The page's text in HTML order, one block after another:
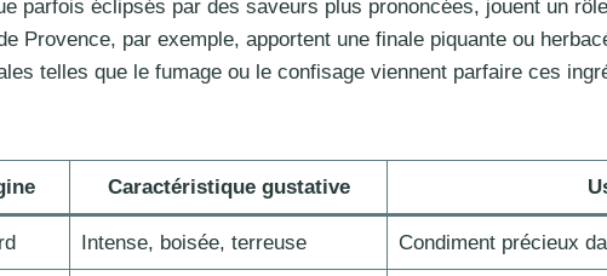
parfois éclipsés par des saveurs plus prononcées, jouent un
Provence, par exemple, apportent une finale piquante ou
telles que le fumage ou le confisage viennent parfaire ces
Caractéristique gustative
Intense, boisée, terreuse Condiment précieux